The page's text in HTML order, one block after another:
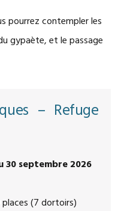
pourrez contempler les
gypaète, et le passage
– Refuge
30 septembre 2026
(7 dortoirs)